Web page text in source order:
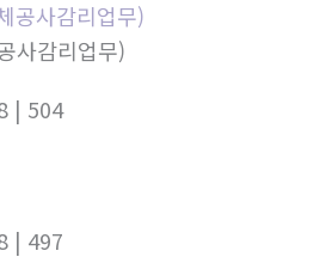
사감리업무)
| 504
| 497